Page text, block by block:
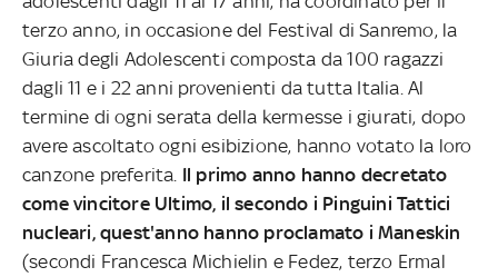
terzo anno, in occasione del Festival di Sanremo, la
Giuria degli Adolescenti composta da 100 ragazzi
dagli 11 e i 22 anni provenienti da tutta Italia. Al
termine di ogni serata della kermesse i giurati, dopo
avere ascoltato ogni esibizione, hanno votato la loro
canzone preferita. Il primo anno hanno decretato
come vincitore Ultimo, il secondo i Pinguini Tattici
nucleari, quest'anno hanno proclamato i Maneskin
(secondi Francesca Michielin e Fedez, terzo Ermal